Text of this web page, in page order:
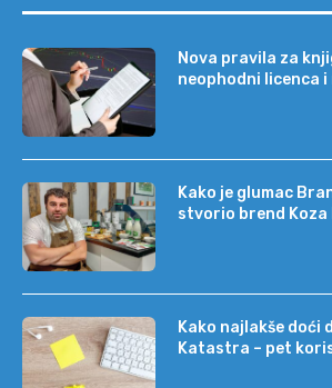
Nova pravila za
neophodni licenca
Kako je glumac
stvorio brend
Kako najlakše doći
Katastra – pet